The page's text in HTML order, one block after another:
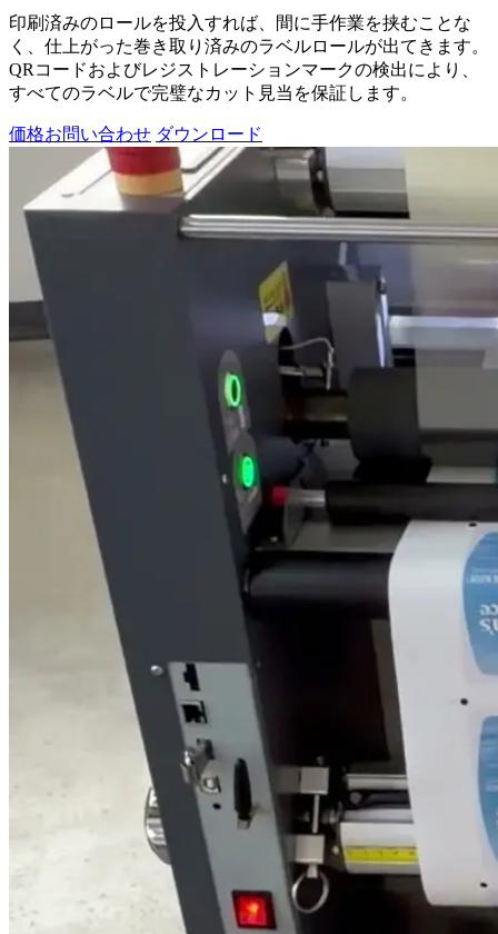
印刷済みのロールを投入すれば、間に手作業を挟むことな
く、仕上がった巻き取り済みのラベルロールが出てきます。
QRコードおよびレジストレーションマークの検出により、
すべてのラベルで完璧なカット見当を保証します。
価格お問い合わせ ダウンロード